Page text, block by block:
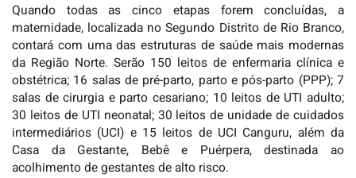
Quando todas as cinco etapas forem concluídas, a
maternidade, localizada no Segundo Distrito de Rio Branco,
contará com uma das estruturas de saúde mais modernas
da Região Norte. Serão 150 leitos de enfermaria clínica e
obstétrica; 16 salas de pré-parto, parto e pós-parto (PPP); 7
salas de cirurgia e parto cesariano; 10 leitos de UTI adulto;
30 leitos de UTI neonatal; 30 leitos de unidade de cuidados
intermediários (UCI) e 15 leitos de UCI Canguru, além da
Casa da Gestante, Bebê e Puérpera, destinada ao
acolhimento de gestantes de alto risco.